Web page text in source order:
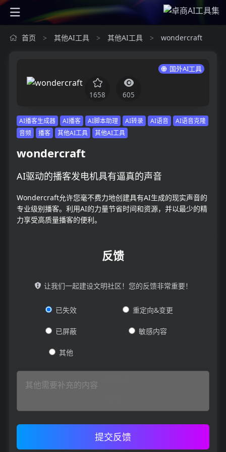
首页 > 其他AI工具 > 其他AI工具 > wondercraft
国外AI工具
1658 605
AI播客生成器 AI播客 AI脚本助理 AI转录 AI语音
AI语音克隆
音频
播客 其他AI工具 其他AI工具
wondercraft
AI驱动的播客发电机具有逼真的声音
Wondercraft允许您毫不费力地创建具有AI生成的现实声音的
专业级别播客。利用AI的力量节省时间和资源，并以最少的精
力享受高质量播客的便利。
关键字：
AI语音克隆
反馈
让我们一起建设文明社区！您的反馈非常重要！
已失效 重定向&变更
已屏蔽 敏感内容
其他
提交反馈